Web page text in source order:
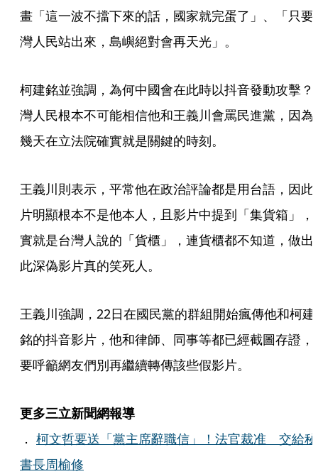
畫「這一波不擋下來的話，國家就完蛋了」、「只要
灣人民站出來，島嶼絕對會再天光」。
柯建銘並強調，為何中國會在此時以抖音發動攻擊？
灣人民根本不可能相信他和王義川會罵民進黨，因為
幾天在立法院確實就是關鍵的時刻。
王義川則表示，平常他在政治評論都是用台語，因此
片明顯根本不是他本人，且影片中提到「集貨箱」，
實就是台灣人說的「貨櫃」，連貨櫃都不知道，做出
此深偽影片真的笑死人。
王義川強調，22日在國民黨的群組開始瘋傳他和柯建
銘的抖音影片，他和律師、同事等都已經截圖存證，
要呼籲網友們別再繼續轉傳該些假影片。
更多三立新聞網報導
． 柯文哲要送「黨主席辭職信」！法官裁准 交給秘
書長周榆修